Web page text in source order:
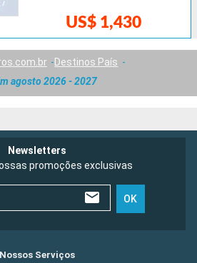
US$ 1,430
Destinos País
agosto 2026 - 2027
Newsletters
promoções exclusivas
OK
Nossos Serviços